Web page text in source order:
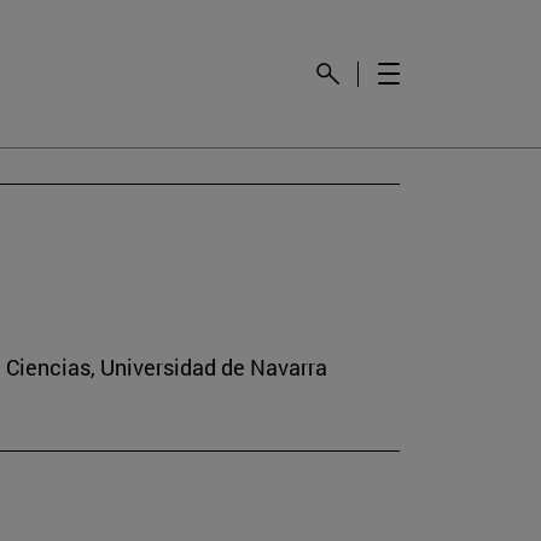
Universidad de Navarra